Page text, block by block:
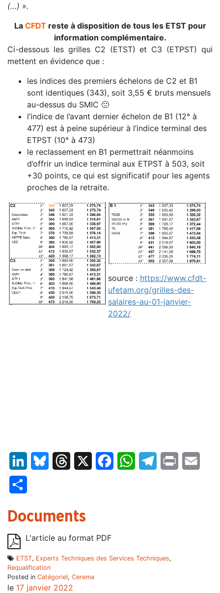
(…) ».
La CFDT reste à disposition de tous les ETST pour
information complémentaire.
Ci-dessous les grilles C2 (ETST) et C3 (ETPST) qui
mettent en évidence que :
les indices des premiers échelons de C2 et B1
sont identiques (343), soit 3,55 € bruts mensuels
au-dessus du SMIC 🙁
l’indice de l’avant dernier échelon de B1 (12° à
477) est à peine supérieur à l’indice terminal des
ETPST (10° à 473)
le reclassement en B1 permettrait néanmoins
d’offrir un indice terminal aux ETPST à 503, soit
+30 points, ce qui est significatif pour les agents
proches de la retraite.
source : https://www.cfdt-
ufetam.org/grilles-des-
salaires-au-01-janvier-
2022/
LinkedInBluesky Threads FacebookWhatsAppTelegram
Print
Documents
L'article au format PDF
ETST, Experts Techniques des Services Techniques,
Requalification
Posted in Catégoriel, Cerema
le 17 janvier 2022